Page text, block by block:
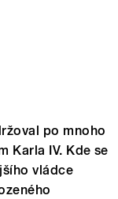
po mnoho
Karla IV. Kde se
vládce